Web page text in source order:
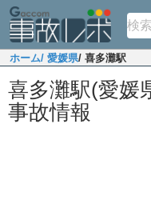
ホーム/ 愛媛県/ 喜多灘駅
喜多灘駅(愛媛
事故情報